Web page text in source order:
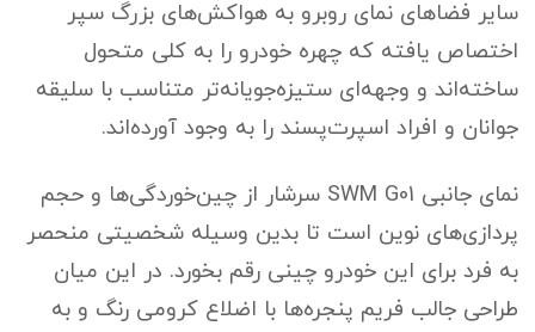
سایر فضاهای نمای روبرو به هواکش‌های بزرگ سپر
اختصاص یافته که چهره خودرو را به کلی متحول
ساخته‌اند و وجهه‌ای ستیزه‌جویانه‌تر متناسب با سلیقه
جوانان و افراد اسپرت‌پسند را به وجود آورده‌اند.
نمای جانبی SWM G01 سرشار از چین‌خوردگی‌ها و حجم
پردازی‌های نوین است تا بدین وسیله شخصیتی منحصر
به فرد برای این خودرو چینی رقم بخورد. در این میان
طراحی جالب فریم پنجره‌ها با اضلاع کرومی رنگ و به